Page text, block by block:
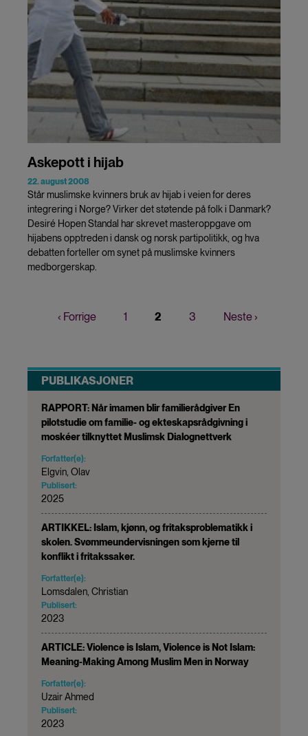
Askepott i hijab
22. august 2008
Står muslimske kvinners bruk av hijab i veien for deres
integrering i Norge? Virker det støtende på folk i Danmark?
Desiré Hopen Standal har skrevet masteroppgave om
hijabens opptreden i dansk og norsk partipolitikk, og hva
debatten forteller om synet på muslimske kvinners
medborgerskap.
Forrige
‹ Forrige Page
1
Nåværende
2 Page
3
Neste
Neste ›
PUBLIKASJONER
RAPPORT: Når imamen blir familierådgiver En
pilotstudie om familie- og ekteskapsrådgivning i
moskéer tilknyttet Muslimsk Dialognettverk
Forfatter(e):
Elgvin, Olav
Publisert:
2025
ARTIKKEL: Islam, kjønn, og fritaksproblematikk i
skolen. Svømmeundervisningen som kjerne til
konflikt i fritakssaker.
Forfatter(e):
Lomsdalen, Christian
Publisert:
2023
ARTICLE: Violence is Islam, Violence is Not Islam:
Meaning-Making Among Muslim Men in Norway
Forfatter(e):
Uzair Ahmed
Publisert:
2023